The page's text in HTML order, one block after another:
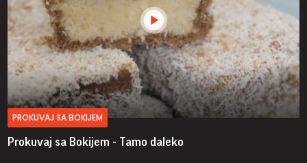
PROKUVAJ SA BOKIJEM
Prokuvaj sa Bokijem - Tamo daleko